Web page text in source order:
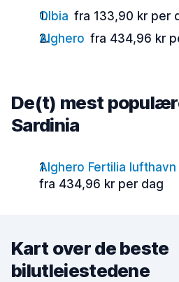
Olbia fra 133,90 kr per
Alghero fra 434,96 kr
De(t) mest
Sardinia
Alghero Fertilia lufthavn
fra 434,96 kr per dag
Kart over de beste
bilutleiestedene